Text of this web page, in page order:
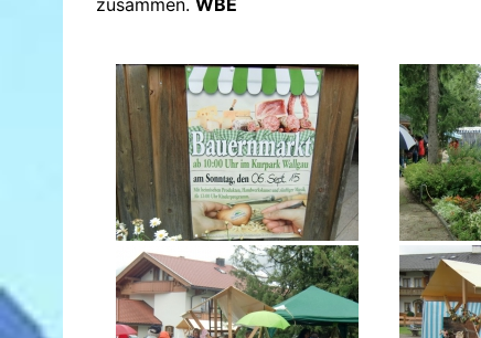
zusammen. WBE